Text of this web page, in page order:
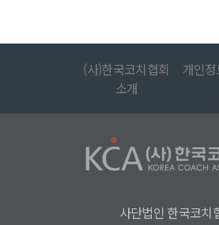
(사)한국코치협회
소개
개인
사단법인 한국코치